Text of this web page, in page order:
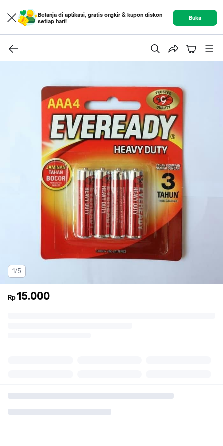
Belanja di aplikasi, gratis ongkir & kupon diskon
setiap hari!
Buka
1/5
Rp15.000